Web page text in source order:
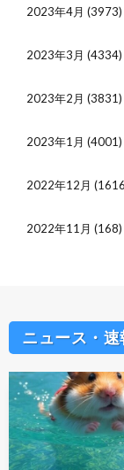
2023年4月 (3973)
2023年3月 (4334)
2023年2月 (3831)
2023年1月 (4001)
2022年12月
2022年11月 (168)
ニュース・速